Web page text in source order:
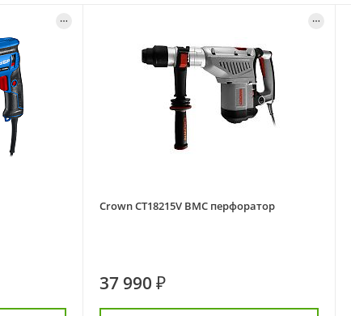
Crown CT18215V BMC перфоратор
37 990 ₽